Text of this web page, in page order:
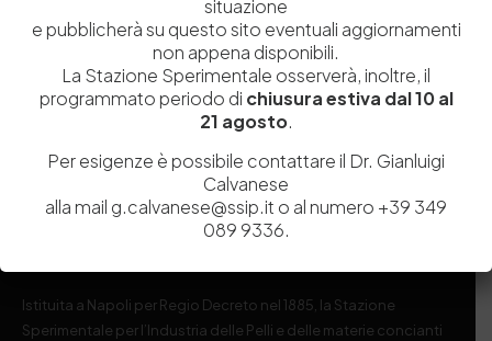
Post Comment
Istituita a Napoli per Regio Decreto nel 1885, la Stazione
Sperimentale per l’Industria delle Pelli e delle materie concianti
situazione
e pubblicherà su questo sito eventuali aggiornamenti
non appena disponibili.
La Stazione Sperimentale osserverà, inoltre, il
programmato periodo di chiusura estiva dal 10 al
21 agosto.
Per esigenze è possibile contattare il Dr. Gianluigi
Calvanese
alla mail g.calvanese@ssip.it o al numero +39 349
089 9336.